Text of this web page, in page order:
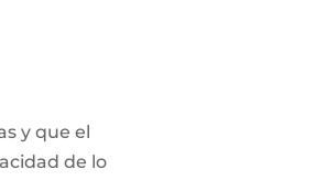
y que el
de lo